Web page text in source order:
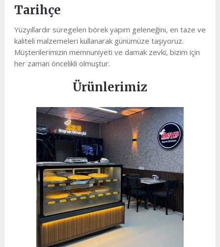
Tarihçe
Yüzyıllardır süregelen börek yapım geleneğini, en taze ve
kaliteli malzemeleri kullanarak günümüze taşıyoruz.
Müşterilerimizin memnuniyeti ve damak zevki, bizim için
her zaman öncelikli olmuştur.
Ürünlerimiz